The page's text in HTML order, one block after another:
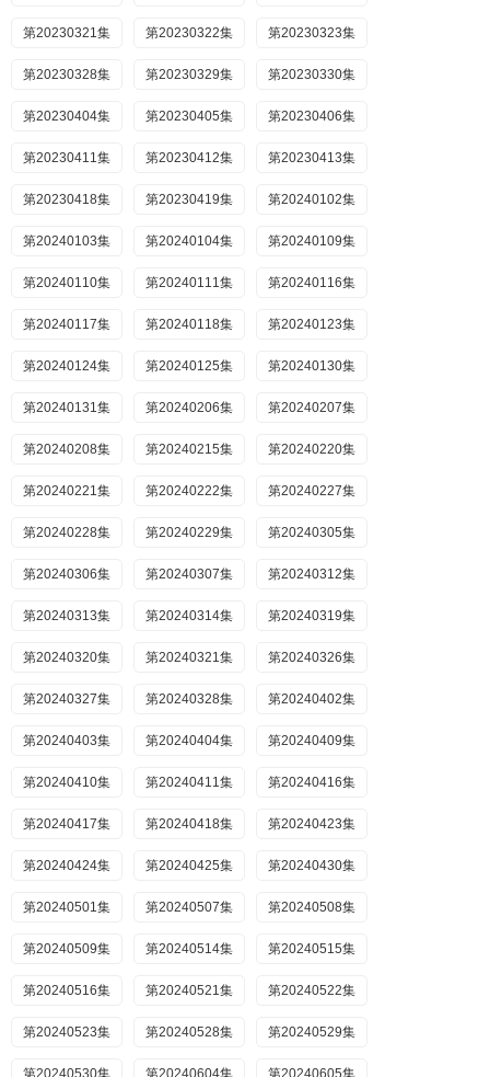
第20230321集 第20230322集 第20230323集
第20230328集 第20230329集 第20230330集
第20230404集 第20230405集 第20230406集
第20230411集 第20230412集 第20230413集
第20230418集 第20230419集 第20240102集
第20240103集 第20240104集 第20240109集
第20240110集 第20240111集 第20240116集
第20240117集 第20240118集 第20240123集
第20240124集 第20240125集 第20240130集
第20240131集 第20240206集 第20240207集
第20240208集 第20240215集 第20240220集
第20240221集 第20240222集 第20240227集
第20240228集 第20240229集 第20240305集
第20240306集 第20240307集 第20240312集
第20240313集 第20240314集 第20240319集
第20240320集 第20240321集 第20240326集
第20240327集 第20240328集 第20240402集
第20240403集 第20240404集 第20240409集
第20240410集 第20240411集 第20240416集
第20240417集 第20240418集 第20240423集
第20240424集 第20240425集 第20240430集
第20240501集 第20240507集 第20240508集
第20240509集 第20240514集 第20240515集
第20240516集 第20240521集 第20240522集
第20240523集 第20240528集 第20240529集
第20240530集 第20240604集 第20240605集